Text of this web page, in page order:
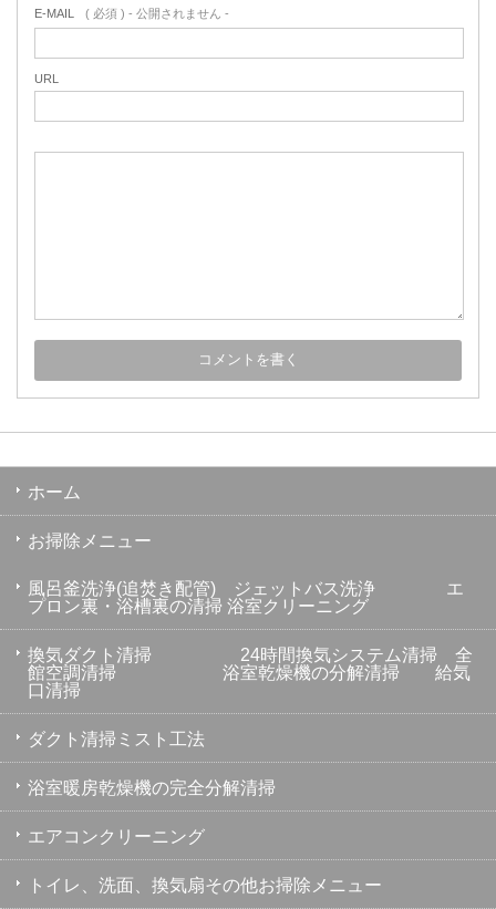
E-MAIL ( 必須 ) - 公開されません -
URL
ホーム
お掃除メニュー
風呂釜洗浄(追焚き配管) ジェットバス洗浄 エ
プロン裏・浴槽裏の清掃 浴室クリーニング
換気ダクト清掃 24時間換気システム清掃 全
館空調清掃 浴室乾燥機の分解清掃 給気
口清掃
ダクト清掃ミスト工法
浴室暖房乾燥機の完全分解清掃
エアコンクリーニング
トイレ、洗面、換気扇その他お掃除メニュー